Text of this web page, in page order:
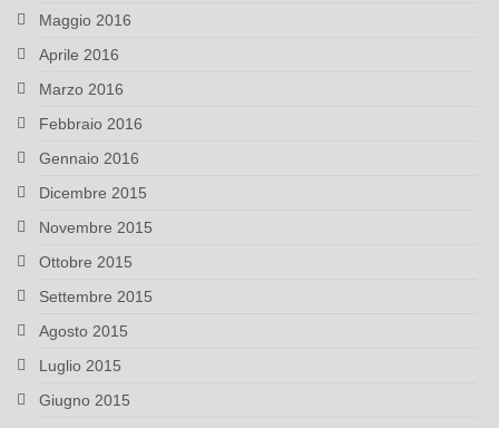
Maggio 2016
Aprile 2016
Marzo 2016
Febbraio 2016
Gennaio 2016
Dicembre 2015
Novembre 2015
Ottobre 2015
Settembre 2015
Agosto 2015
Luglio 2015
Giugno 2015